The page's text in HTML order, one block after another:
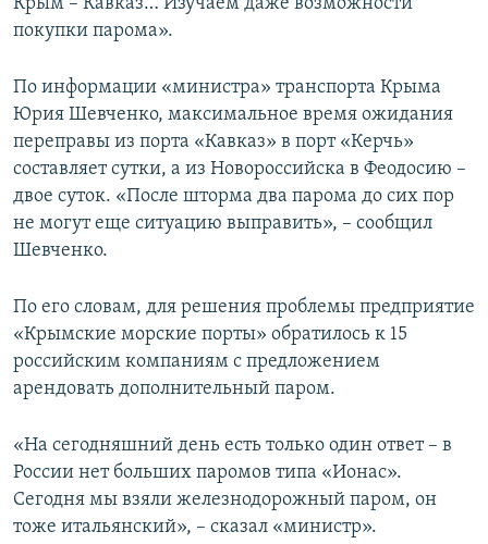
покупки парома».
По информации «министра» транспорта Крыма
Юрия Шевченко, максимальное время ожидания
переправы из порта «Кавказ» в порт «Керчь»
составляет сутки, а из Новороссийска в Феодосию –
двое суток. «После шторма два парома до сих пор
не могут еще ситуацию выправить», – сообщил
Шевченко.
По его словам, для решения проблемы предприятие
«Крымские морские порты» обратилось к 15
российским компаниям с предложением
арендовать дополнительный паром.
«На сегодняшний день есть только один ответ – в
России нет больших паромов типа «Ионас».
Сегодня мы взяли железнодорожный паром, он
тоже итальянский», – сказал «министр».